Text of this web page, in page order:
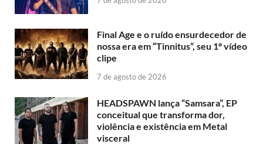
Final Age e o ruído ensurdecedor de
nossa era em “Tinnitus”, seu 1º vídeo
clipe
7 de agosto de 2026
HEADSPAWN lança “Samsara”, EP
conceitual que transforma dor,
violência e existência em Metal
visceral